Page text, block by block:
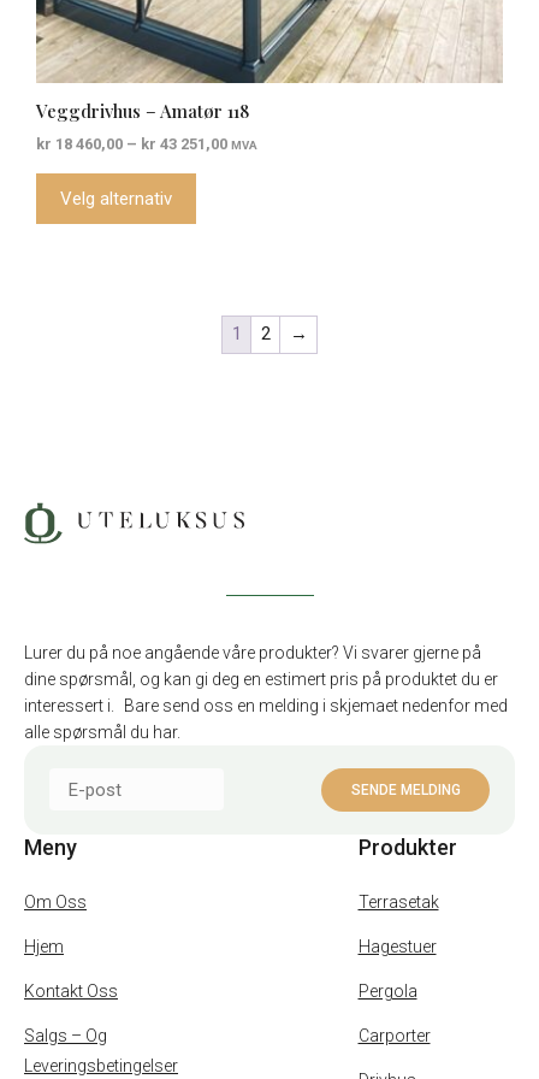
Veggdrivhus – Amatør 118
kr 18 460,00 – kr 43 251,00Prisområde:
MVA
Velg alternativ
1 2 →
Lurer du på noe angående våre produkter? Vi svarer gjerne på
dine spørsmål, og kan gi deg en estimert pris på produktet du er
interessert i. Bare send oss en melding i skjemaet nedenfor med
alle spørsmål du har.
Meny
Om Oss
Hjem
Kontakt Oss
Salgs – Og
Leveringsbetingelser
Produkter
Terrasetak
Hagestuer
Pergola
Carporter